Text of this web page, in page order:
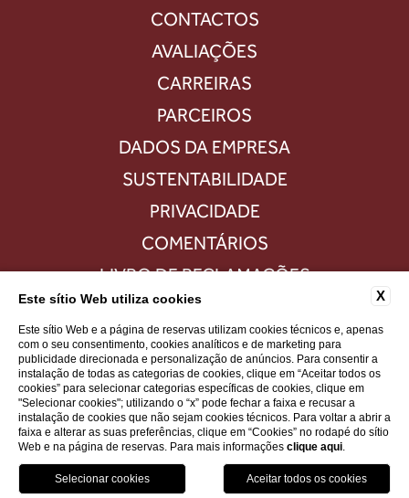
CONTACTOS
AVALIAÇÕES
CARREIRAS
PARCEIROS
DADOS DA EMPRESA
SUSTENTABILIDADE
PRIVACIDADE
COMENTÁRIOS
LIVRO DE RECLAMAÇÕES
FAQS
WEBSITE BY BLASTNESS
VAT 516392883
X
Este sítio Web utiliza cookies
Este sítio Web e a página de reservas utilizam cookies técnicos e, apenas
com o seu consentimento, cookies analíticos e de marketing para
publicidade direcionada e personalização de anúncios. Para consentir a
instalação de todas as categorias de cookies, clique em “Aceitar todos os
cookies” para selecionar categorias específicas de cookies, clique em
"Selecionar cookies"; utilizando o “x” pode fechar a faixa e recusar a
instalação de cookies que não sejam cookies técnicos. Para voltar a abrir a
faixa e alterar as suas preferências, clique em “Cookies” no rodapé do sítio
Web e na página de reservas. Para mais informações clique aqui.